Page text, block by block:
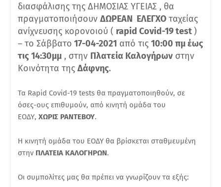
διασφάλισης της ΔΗΜΟΣΙΑΣ ΥΓΕΙΑΣ , θα
πραγματοποιήσουν ΔΩΡΕΑΝ ΕΛΕΓΧΟ ταχείας
ανίχνευσης κορονοιού ( rapid Covid-19 test )
– το Σάββατο 17-04-2021 από τις 10:00 πμ έως
τις 14:30μμ , στην Πλατεία Καλογήρων στην
Κοινότητα της Δάφνης.
Τα Rapid Covid-19 tests θα πραγματοποιηθούν, σε
όσες-ους επιθυμούν, από κινητή ομάδα του
ΕΟΔΥ, ΧΩΡΙΣ ΡΑΝΤΕΒΟΥ.
Η κινητή ομάδα του ΕΟΔΥ θα βρίσκεται σταθμευμένη
στην ΠΛΑΤΕΙΑ ΚΑΛΟΓΗΡΩΝ.
Οι συμπολίτες μας θα πρέπει να γνωρίζουν τα εξής: